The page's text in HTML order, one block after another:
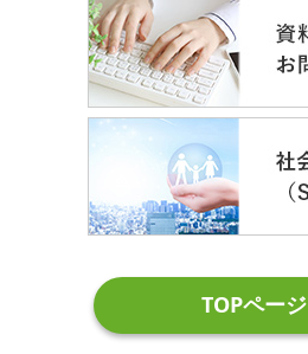
TOPページ